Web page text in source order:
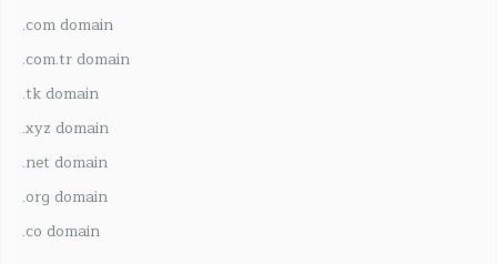
.com domain
.com.tr domain
.tk domain
.xyz domain
.net domain
.org domain
.co domain